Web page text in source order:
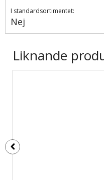
I standardsortimentet:
Nej
Liknande